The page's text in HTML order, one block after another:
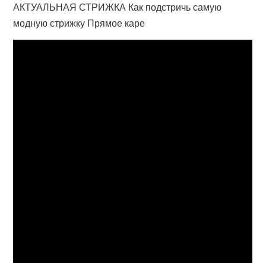
АКТУАЛЬНАЯ СТРИЖКА Как подстричь самую
модную стрижку Прямое каре